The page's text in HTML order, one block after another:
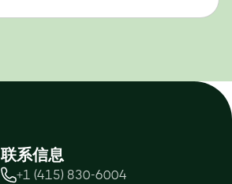
联系信息
+1 (415) 830-6004